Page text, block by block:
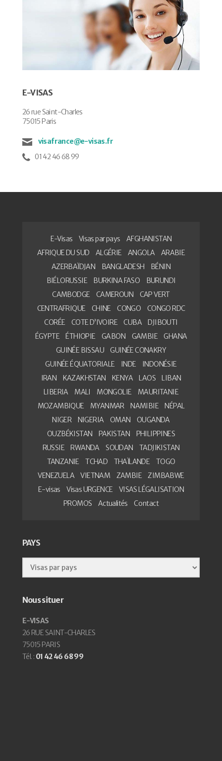
E-VISAS
26 rue Saint-Charles
75015 Paris
visafrance@e-visas.fr
01 42 46 68 99
E-Visas Visas par pays
AFGHANISTAN
AFRIQUE DU SUD
ALGÉRIE ANGOLA
ARABIE
AZERBAÏDJAN
BANGLADESH
BÉNIN
BIÉLORUSSIE
BURKINA FASO
BURUNDI
CAMBODGE
CAMEROUN
CAP VERT
CENTRAFRIQUE
CHINE CONGO
CONGO RDC
CORÉE
COTE D’IVOIRE CUBA
DJIBOUTI
ÉGYPTE
ÉTHIOPIE GABON GAMBIE
GHANA
GUINÉE BISSAU
GUINÉE CONAKRY
GUINÉE ÉQUATORIALE
INDE
INDONÉSIE
IRAN
KAZAKHSTAN KENYA LAOS
LIBAN
LIBERIA
MALI MONGOLIE
MAURITANIE
MOZAMBIQUE
MYANMAR NAMIBIE
NÉPAL
NIGER
NIGERIA OMAN
OUGANDA
OUZBÉKISTAN
PAKISTAN
PHILIPPINES
RUSSIE
RWANDA SOUDAN
TADJIKISTAN
TANZANIE
TCHAD THAÏLANDE
TOGO
VENEZUELA
VIETNAM ZAMBIE
ZIMBABWE
E-visas
Visas URGENCE
VISAS LÉGALISATION
PROMOS
Actualités Contact
PAYS
Nous situer
E-VISAS
26 RUE SAINT-CHARLES
75015 PARIS
Tél. : 01 42 46 68 99